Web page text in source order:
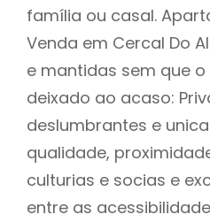
família ou casal.
Venda em Cercal Do
e mantidas sem que
deixado ao acaso:
deslumbrantes e
qualidade,
culturias e socias e
entre as